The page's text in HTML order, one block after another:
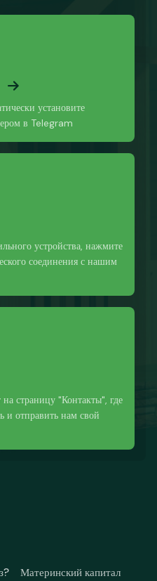
установите
в Telegram
устройства, нажмите
соединения с нашим
страницу "Контакты", где
и отправить нам свой
Материнский капитал